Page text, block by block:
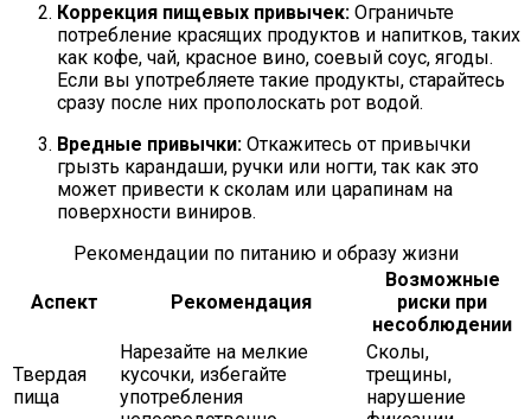
Коррекция пищевых привычек: Ограничьте
потребление красящих продуктов и напитков, таких
как кофе, чай, красное вино, соевый соус, ягоды.
Если вы употребляете такие продукты, старайтесь
сразу после них прополоскать рот водой.
Вредные привычки: Откажитесь от привычки
грызть карандаши, ручки или ногти, так как это
может привести к сколам или царапинам на
поверхности виниров.
Рекомендации по питанию и образу жизни
Аспект Рекомендация
Возможные
риски при
несоблюдении
Твердая
пища
Нарезайте на мелкие
кусочки, избегайте
употребления
Сколы,
трещины,
нарушение